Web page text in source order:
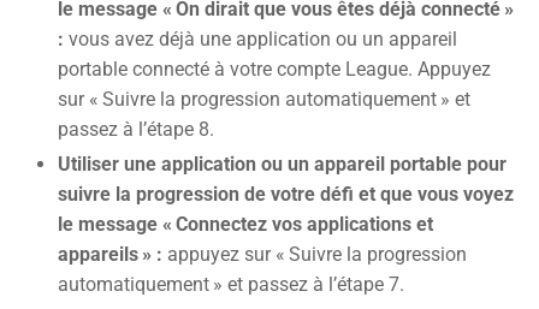
le message « On dirait que vous êtes déjà connecté »
: vous avez déjà une application ou un appareil
portable connecté à votre compte League. Appuyez
sur « Suivre la progression automatiquement » et
passez à l’étape 8.
Utiliser une application ou un appareil portable pour
suivre la progression de votre défi et que vous voyez
le message « Connectez vos applications et
appareils » : appuyez sur « Suivre la progression
automatiquement » et passez à l’étape 7.